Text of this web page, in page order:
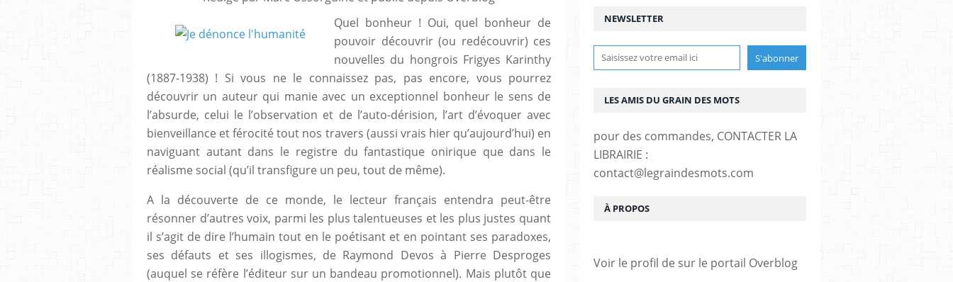
Quel bonheur ! Oui, quel bonheur de
pouvoir découvrir (ou redécouvrir) ces
nouvelles du hongrois Frigyes Karinthy
(1887-1938) ! Si vous ne le connaissez pas, pas encore, vous pourrez
découvrir un auteur qui manie avec un exceptionnel bonheur le sens de
l’absurde, celui le l’observation et de l’auto-dérision, l’art d’évoquer avec
bienveillance et férocité tout nos travers (aussi vrais hier qu’aujourd’hui) en
naviguant autant dans le registre du fantastique onirique que dans le
réalisme social (qu’il transfigure un peu, tout de même).
A la découverte de ce monde, le lecteur français entendra peut-être
résonner d’autres voix, parmi les plus talentueuses et les plus justes quant
il s’agit de dire l’humain tout en le poétisant et en pointant ses paradoxes,
ses défauts et ses illogismes, de Raymond Devos à Pierre Desproges
(auquel se réfère l’éditeur sur un bandeau promotionnel). Mais plutôt que
NEWSLETTER
LES AMIS DU GRAIN DES MOTS
pour des commandes, CONTACTER LA
LIBRAIRIE :
contact@legraindesmots.com
À PROPOS
Voir le profil de sur le portail Overblog